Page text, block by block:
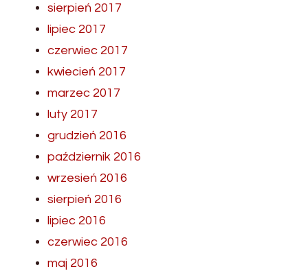
sierpień 2017
lipiec 2017
czerwiec 2017
kwiecień 2017
marzec 2017
luty 2017
grudzień 2016
październik 2016
wrzesień 2016
sierpień 2016
lipiec 2016
czerwiec 2016
maj 2016